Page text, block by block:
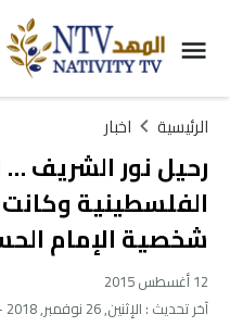
الرئيسية اخبار
رحيل نور الشريف
الفلسطينية
شخصية الإمام
12 أغسطس 2015
آخر تحديث : الإثنين, 26 نوفمبر, 2018 - 6:18 مساءً